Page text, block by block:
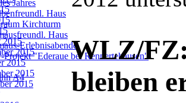
Jahres
Haus
Kirchturm
Haus
Erlebnisabende
"Ederaue bei Rennertehausen"
A4
2015
2015
2015
2015
2015
WLZ/
bleiben